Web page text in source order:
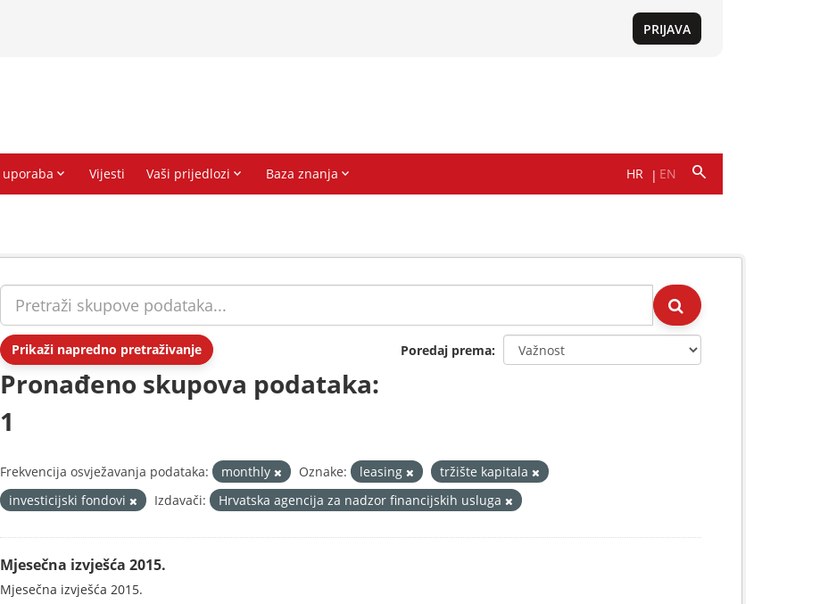
Prikaži napredno pretraživanje Poredaj prema
Pronađeno skupova podataka:
1
Frekvencija osvježavanja podataka: monthly Oznake: leasing
tržište kapitala
investicijski fondovi
Izdavači: Hrvatska agencija za nadzor financijskih usluga
Mjesečna izvješća 2015.
Mjesečna izvješća 2015.